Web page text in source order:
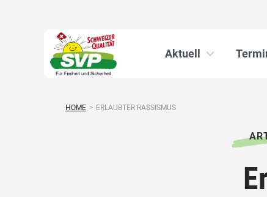
Aktuell
HOME > ERLAUBTER RASSISMUS